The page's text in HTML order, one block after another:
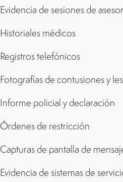
Evidencia de sesiones de
Historiales médicos
Registros telefónicos
Fotografías de contusiones y
Informe policial y declaración
Órdenes de restricción
Capturas de pantalla de
Evidencia de sistemas de